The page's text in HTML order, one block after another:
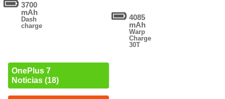
3700
mAh
Dash
charge
OnePlus 7
Noticias (18)
4085
mAh
Warp
Charge
30T